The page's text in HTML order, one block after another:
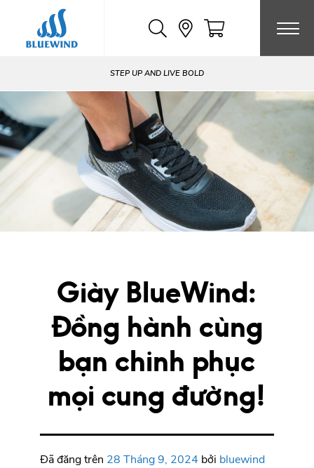
STEP UP AND LIVE BOLD
Giày BlueWind:
Đồng hành cùng
bạn chinh phục
mọi cung đường!
Đã đăng trên 28 Tháng 9, 2024 bởi bluewind